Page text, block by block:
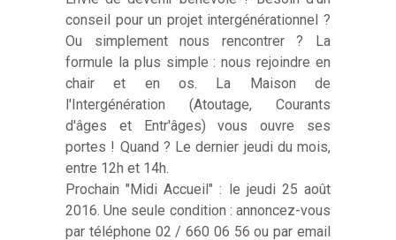
conseil pour un projet intergénérationnel ?
Ou simplement nous rencontrer ? La
formule la plus simple : nous rejoindre en
chair et en os. La Maison de
l'Intergénération (Atoutage, Courants
d'âges et Entr'âges) vous ouvre ses
portes ! Quand ? Le dernier jeudi du mois,
entre 12h et 14h.
Prochain "Midi Accueil" : le jeudi 25 août
2016. Une seule condition : annoncez-vous
par téléphone 02 / 660 06 56 ou par email